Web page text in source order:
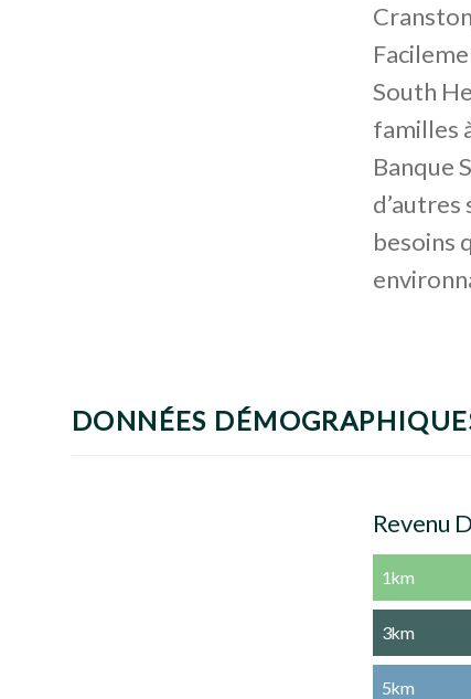
South
familles
Banque
besoins
DONNÉES
Revenu
1km
3km
5km